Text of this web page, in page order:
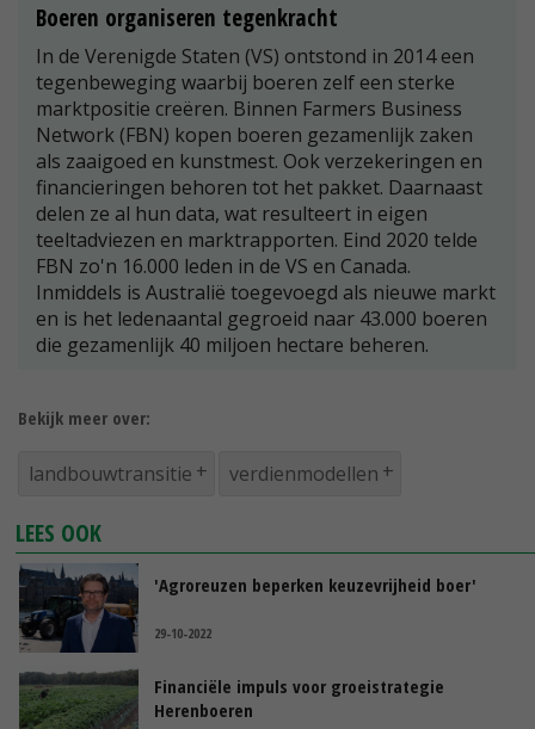
Boeren organiseren tegenkracht
In de Verenigde Staten (VS) ontstond in 2014 een
tegenbeweging waarbij boeren zelf een sterke
marktpositie creëren. Binnen Farmers Business
Network (FBN) kopen boeren gezamenlijk zaken
als zaaigoed en kunstmest. Ook verzekeringen en
financieringen behoren tot het pakket. Daarnaast
delen ze al hun data, wat resulteert in eigen
teeltadviezen en marktrapporten. Eind 2020 telde
FBN zo'n 16.000 leden in de VS en Canada.
Inmiddels is Australië toegevoegd als nieuwe markt
en is het ledenaantal gegroeid naar 43.000 boeren
die gezamenlijk 40 miljoen hectare beheren.
Bekijk meer over:
landbouwtransitie verdienmodellen
LEES OOK
'Agroreuzen beperken keuzevrijheid boer'
29-10-2022
Financiële impuls voor groeistrategie
Herenboeren